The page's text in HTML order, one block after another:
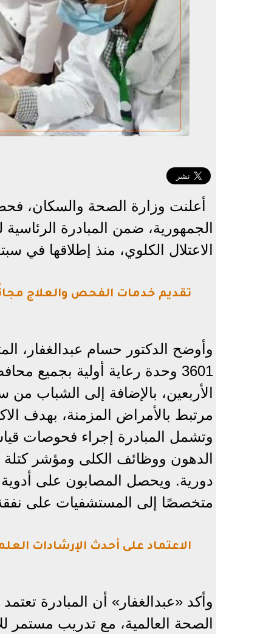
الجمهورية، ضمن المبادرة
الاعتلال الكلوي، منذ إطلاقها في سبتمبر 2021 وحتى
تقديم خدمات الفحص والعلاج
وأوضح الدكتور حسام عبدالغفار،
3601 وحدة رعاية أولية
مرتبط بالأمراض المزمنة، بهدف
وتشمل المبادرة إجراء فحوصات
الدهون ووظائف الكلى ومؤشر
دورية. ويحصل المصابون على أدوية
متخصصًا إلى المستشفيات على نفقة
الاعتماد على أحدث الإرشادات
وأكد «عبدالغفار» أن المبادرة
الصحة العالمية، مع تدريب مستمر